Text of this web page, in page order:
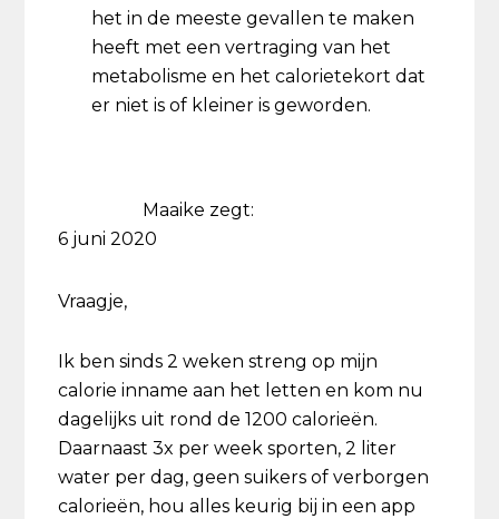
het in de meeste gevallen te maken
heeft met een vertraging van het
metabolisme en het calorietekort dat
er niet is of kleiner is geworden.
Maaike zegt:
6 juni 2020
Vraagje,
Ik ben sinds 2 weken streng op mijn
calorie inname aan het letten en kom nu
dagelijks uit rond de 1200 calorieën.
Daarnaast 3x per week sporten, 2 liter
water per dag, geen suikers of verborgen
calorieën, hou alles keurig bij in een app